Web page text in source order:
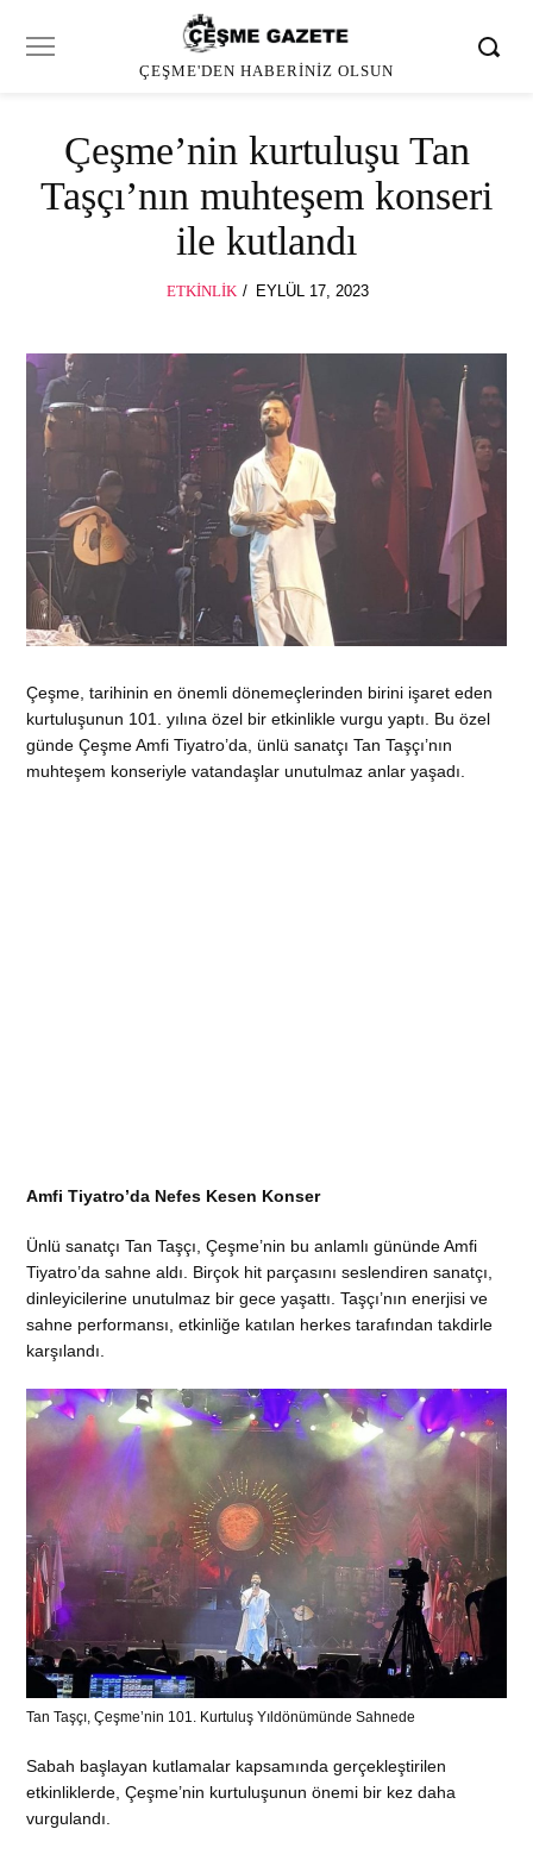
ÇEŞME'DEN HABERINIZ OLSUN
Çeşme’nin kurtuluşu Tan
Taşçı’nın muhteşem konseri
ile kutlandı
ETKINLIK
POSTED
EYLÜL 17, 2023
Çeşme, tarihinin en önemli dönemeçlerinden birini işaret eden
kurtuluşunun 101. yılına özel bir etkinlikle vurgu yaptı. Bu özel
günde Çeşme Amfi Tiyatro’da, ünlü sanatçı Tan Taşçı’nın
muhteşem konseriyle vatandaşlar unutulmaz anlar yaşadı.
Amfi Tiyatro’da Nefes Kesen Konser
Ünlü sanatçı Tan Taşçı, Çeşme’nin bu anlamlı gününde Amfi
Tiyatro’da sahne aldı. Birçok hit parçasını seslendiren sanatçı,
dinleyicilerine unutulmaz bir gece yaşattı. Taşçı’nın enerjisi ve
sahne performansı, etkinliğe katılan herkes tarafından takdirle
karşılandı.
Tan Taşçı, Çeşme’nin 101. Kurtuluş Yıldönümünde Sahnede
Sabah başlayan kutlamalar kapsamında gerçekleştirilen
etkinliklerde, Çeşme’nin kurtuluşunun önemi bir kez daha
vurgulandı.